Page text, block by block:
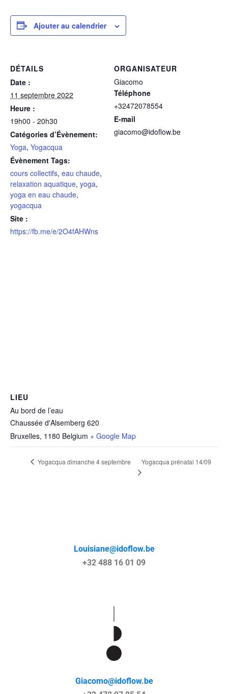
Ajouter au calendrier
DÉTAILS
Date :
11 septembre 2022
Heure :
19h00 - 20h30
Catégories d’Évènement:
Yoga, Yogacqua
Évènement Tags:
cours collectifs, eau chaude,
relaxation aquatique, yoga,
yoga en eau chaude,
yogacqua
Site :
https://fb.me/e/2O4fAHWns
ORGANISATEUR
Giacomo
Téléphone
+32472078554
E-mail
giacomo@idoflow.be
LIEU
Au bord de l’eau
Chaussée d'Alsemberg 620
Bruxelles, 1180 Belgium + Google Map
Yogacqua dimanche 4 septembre Yogacqua prénatal 14/09
Louisiane@idoflow.be
+32 488 16 01 09
Giacomo@idoflow.be